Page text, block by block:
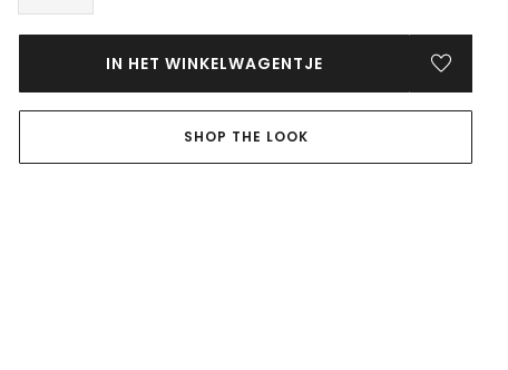
IN HET WINKELWAGENTJE
SHOP THE LOOK